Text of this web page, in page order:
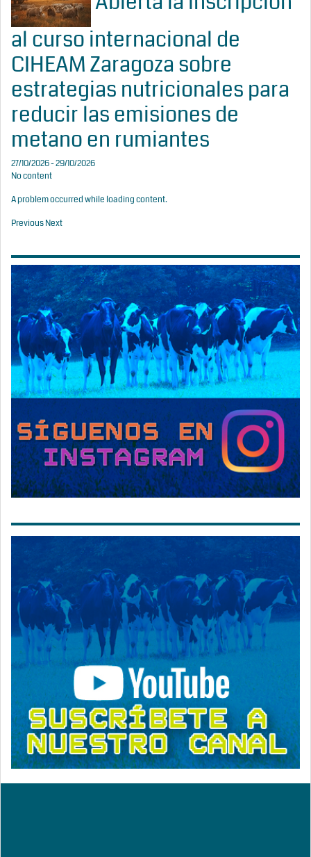
al curso internacional de
CIHEAM Zaragoza sobre
estrategias nutricionales para
reducir las emisiones de
metano en rumiantes
27/10/2026 - 29/10/2026
No content
A problem occurred while loading content.
PreviousNext